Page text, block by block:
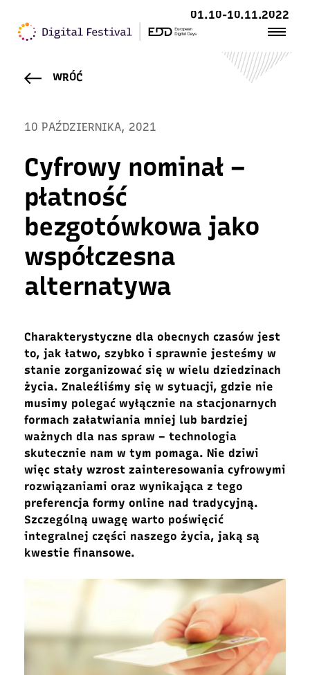
01.10-10.11.2022
WRÓĆ
10 PAŹDZIERNIKA, 2021
Cyfrowy nominał –
płatność
bezgotówkowa jako
współczesna
alternatywa
Charakterystyczne dla obecnych czasów jest
to, jak łatwo, szybko i sprawnie jesteśmy w
stanie zorganizować się w wielu dziedzinach
życia. Znaleźliśmy się w sytuacji, gdzie nie
musimy polegać wyłącznie na stacjonarnych
formach załatwiania mniej lub bardziej
ważnych dla nas spraw – technologia
skutecznie nam w tym pomaga. Nie dziwi
więc stały wzrost zainteresowania cyfrowymi
rozwiązaniami oraz wynikająca z tego
preferencja formy online nad tradycyjną.
Szczególną uwagę warto poświęcić
integralnej części naszego życia, jaką są
kwestie finansowe.